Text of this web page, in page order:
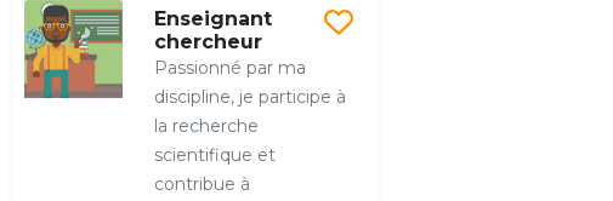
Enseignant
chercheur
Passionné par ma
discipline, je participe à
la recherche
scientifique et
contribue à